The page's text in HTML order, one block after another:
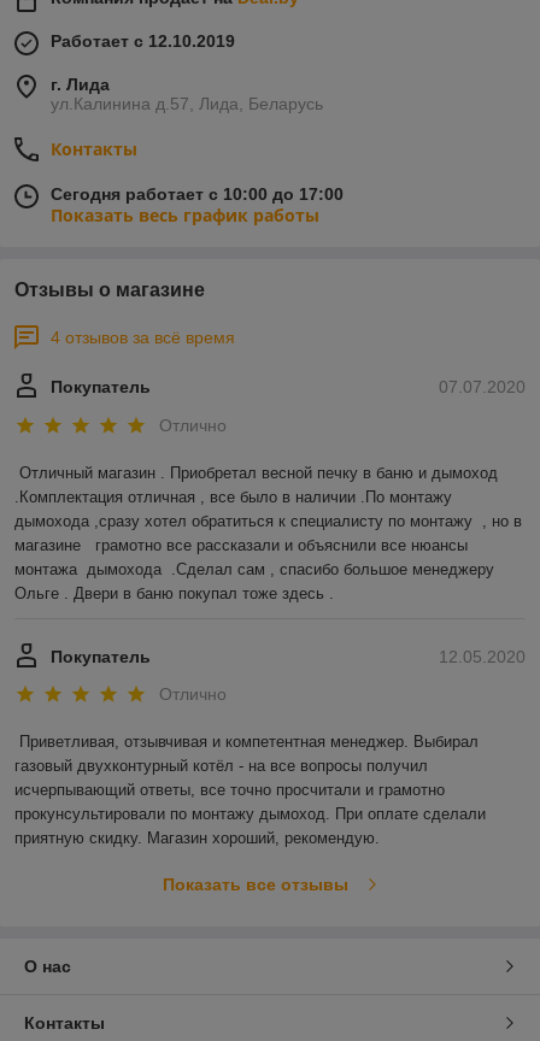
Работает с 12.10.2019
г. Лида
ул.Калинина д.57, Лида, Беларусь
Контакты
Сегодня работает с 10:00 до 17:00
Показать весь график работы
Отзывы о магазине
4 отзывов за всё время
07.07.2020
Покупатель
Отлично
Отличный магазин . Приобретал весной печку в баню и дымоход
.Комплектация отличная , все было в наличии .По монтажу
дымохода ,сразу хотел обратиться к специалисту по монтажу  , но в
магазине   грамотно все рассказали и объяснили все нюансы
монтажа  дымохода  .Сделал сам , спасибо большое менеджеру
Ольге . Двери в баню покупал тоже здесь .
12.05.2020
Покупатель
Отлично
Приветливая, отзывчивая и компетентная менеджер. Выбирал
газовый двухконтурный котёл - на все вопросы получил
исчерпывающий ответы, все точно просчитали и грамотно
прокунсультировали по монтажу дымоход. При оплате сделали
приятную скидку. Магазин хороший, рекомендую.
Показать все отзывы
О нас
Контакты